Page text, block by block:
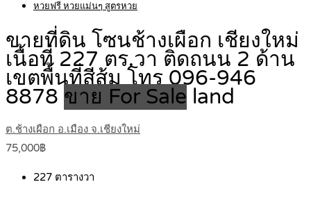
หวยฟรี หวยแม่นๆ สูตรหวย
ขายที่ดิน โซนช้างเผือก เชียงใหม่
เนื้อที่ 227 ตร.วา ติดถนน 2 ด้าน
เขตพื้นที่สีส้ม โทร 096-946
8878 ขาย For Sale land
ต.ช้างเผือก อ.เมือง จ.เชียงใหม่
75,000฿
227 ตารางวา